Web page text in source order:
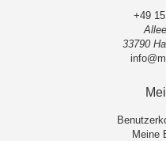
+49
33790
Meine